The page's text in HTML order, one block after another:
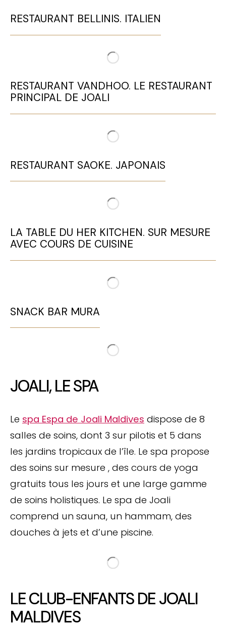
RESTAURANT BELLINIS. ITALIEN
RESTAURANT VANDHOO. LE RESTAURANT
PRINCIPAL DE JOALI
RESTAURANT SAOKE. JAPONAIS
LA TABLE DU HER KITCHEN. SUR MESURE
AVEC COURS DE CUISINE
SNACK BAR MURA
JOALI, LE SPA
Le spa Espa de Joali Maldives dispose de 8
salles de soins, dont 3 sur pilotis et 5 dans
les jardins tropicaux de l’île. Le spa propose
des soins sur mesure , des cours de yoga
gratuits tous les jours et une large gamme
de soins holistiques. Le spa de Joali
comprend un sauna, un hammam, des
douches à jets et d’une piscine.
LE CLUB-ENFANTS DE JOALI
MALDIVES